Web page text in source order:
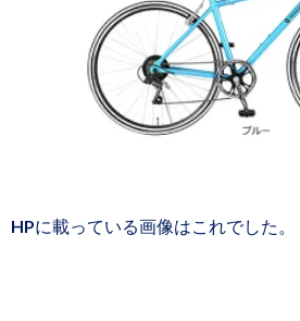
HPに載っている画像はこれでした。